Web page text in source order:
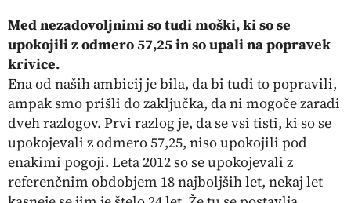
Med nezadovoljnimi so tudi moški, ki so se
upokojili z odmero 57,25 in so upali na popravek
krivice.
Ena od naših ambicij je bila, da bi tudi to popravili,
ampak smo prišli do zaključka, da ni mogoče zaradi
dveh razlogov. Prvi razlog je, da se vsi tisti, ki so se
upokojevali z odmero 57,25, niso upokojili pod
enakimi pogoji. Leta 2012 so se upokojevali z
referenčnim obdobjem 18 najboljših let, nekaj let